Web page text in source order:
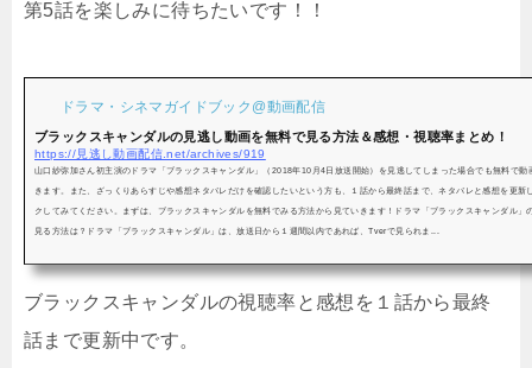
第5話を楽しみに待ちたいです！！
ドラマ・シネマガイドブック@動画配信
ブラックスキャンダルの見逃し動画を無料で見る方法＆感想・視聴率まとめ！
https://見逃し動画配信.net/archives/919
山口紗弥加さん初主演のドラマ「ブラックスキャンダル」（2018年10月4日放送開始）を見逃してしまった場合でも無料で動
きます。また、ざっくりあらすじや感想ネタバレだけを確認したいという方も、１話から最終話まで、ネタバレと感想を更新
クしてみてください。まずは、ブラックスキャンダルを無料でみる方法から見ていきます！ドラマ「ブラックスキャンダル」
見る方法は？ドラマ「ブラックスキャンダル」は、放送日から１週間以内であれば、Tverで見られま...
ブラックスキャンダルの視聴率と感想を１話から最終
話まで更新中です。